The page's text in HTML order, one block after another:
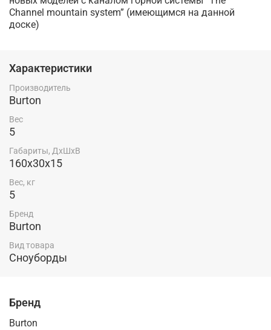
Channel mountain system” (имеющимся на данной
доске)
Характеристики
Производитель
Burton
Вес
5
Габариты, ДхШхВ
160x30x15
Вес, кг
5
Бренд
Burton
Вид товара
Сноуборды
Бренд
Burton